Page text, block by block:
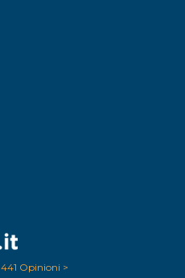
441 Opinioni >